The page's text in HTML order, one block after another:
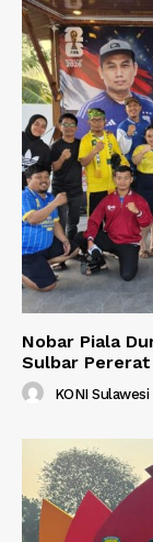
Nobar Piala
Sulbar Pererat
KONI Sulawesi